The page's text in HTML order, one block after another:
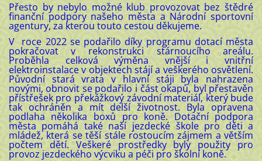
Přesto by nebylo možné klub provozovat bez štědré
finanční podpory našeho města a Národní sportovní
agentury, za kterou touto cestou děkujeme.
V roce 2022 se podařilo díky programu dotací města
pokračovat v rekonstrukci stárnoucího areálu.
Proběhla celková výměna vnější i vnitřní
elektroinstalace v objektech stájí a veškerého osvětlení.
Původní stará vrata v hlavní stáji byla nahrazena
novými, obnovit se podařilo i část okapů, byl přestavěn
přístřešek pro překážkový závodní materiál, který bude
tak ochráněn a mít delší životnost. Byla opravena
podlaha několika boxů pro koně. Dotační podpora
města pomáhá také naší jezdecké škole pro děti a
mládež, která se těší stále rostoucím zájmem a větším
počtem dětí. Veškeré prostředky byly použity pro
provoz jezdeckého výcviku a péči pro školní koně.